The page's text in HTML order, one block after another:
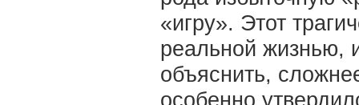
«игру». Этот
реальной
объяснить,